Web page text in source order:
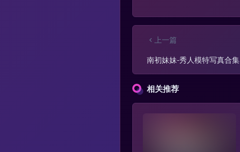
上一篇
南初妹妹-秀人模特写真合集
相关推荐